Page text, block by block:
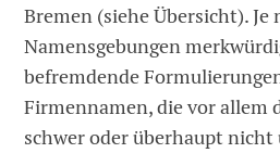
Bremen (siehe Übersicht).
Namensgebungen
befremdende
Firmennamen, die vor allem
schwer oder überhaupt nicht